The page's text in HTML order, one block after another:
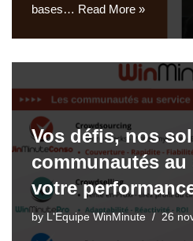
bases… Read More »
Vos défis, nos
communautés au
votre
by L'Equipe WinMinute 26